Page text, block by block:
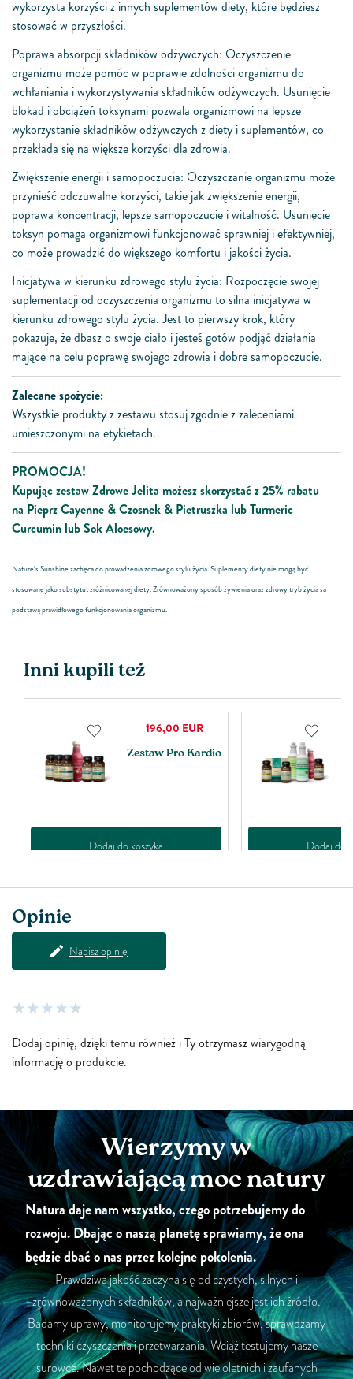
wykorzysta korzyści z innych suplementów diety, które będziesz
stosować w przyszłości.
Poprawa absorpcji składników odżywczych: Oczyszczenie
organizmu może pomóc w poprawie zdolności organizmu do
wchłaniania i wykorzystywania składników odżywczych. Usunięcie
blokad i obciążeń toksynami pozwala organizmowi na lepsze
wykorzystanie składników odżywczych z diety i suplementów, co
przekłada się na większe korzyści dla zdrowia.
Zwiększenie energii i samopoczucia: Oczyszczanie organizmu może
przynieść odczuwalne korzyści, takie jak zwiększenie energii,
poprawa koncentracji, lepsze samopoczucie i witalność. Usunięcie
toksyn pomaga organizmowi funkcjonować sprawniej i efektywniej,
co może prowadzić do większego komfortu i jakości życia.
Inicjatywa w kierunku zdrowego stylu życia: Rozpoczęcie swojej
suplementacji od oczyszczenia organizmu to silna inicjatywa w
kierunku zdrowego stylu życia. Jest to pierwszy krok, który
pokazuje, że dbasz o swoje ciało i jesteś gotów podjąć działania
mające na celu poprawę swojego zdrowia i dobre samopoczucie.
Zalecane spożycie:
Wszystkie produkty z zestawu stosuj zgodnie z zaleceniami
umieszczonymi na etykietach.
PROMOCJA!
Kupując zestaw Zdrowe Jelita możesz skorzystać z 25% rabatu
na Pieprz Cayenne & Czosnek & Pietruszka lub Turmeric
Curcumin lub Sok Aloesowy.
Nature’s Sunshine zachęca do prowadzenia zdrowego stylu życia. Suplementy diety nie mogą być
stosowane jako substytut zróżnicowanej diety. Zrównoważony sposób żywienia oraz zdrowy tryb życia są
podstawą prawidłowego funkcjonowania organizmu.
Inni kupili też
196,00 EUR
Zestaw Pro Kardio
Dodaj do koszyka Dodaj do
Opinie
Napisz opinię
Dodaj opinię, dzięki temu również i Ty otrzymasz wiarygodną
informację o produkcie.
Wierzymy w
uzdrawiającą moc natury
Natura daje nam wszystko, czego potrzebujemy do
rozwoju. Dbając o naszą planetę sprawiamy, że ona
będzie dbać o nas przez kolejne pokolenia.
Prawdziwa jakość zaczyna się od czystych, silnych i
zrównoważonych składników, a najważniejsze jest ich źródło.
Badamy uprawy, monitorujemy praktyki zbiorów, sprawdzamy
techniki czyszczenia i przetwarzania. Wciąż testujemy nasze
surowce. Nawet te pochodzące od wieloletnich i zaufanych